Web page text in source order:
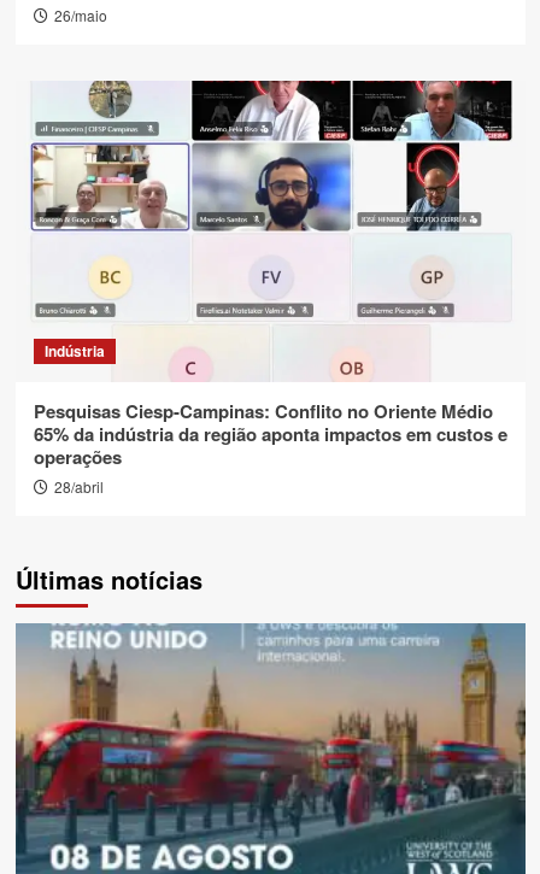
26/maio
Indústria
Pesquisas Ciesp-Campinas: Conflito no Oriente Médio
65% da indústria da região aponta impactos em custos e
operações
28/abril
Últimas notícias